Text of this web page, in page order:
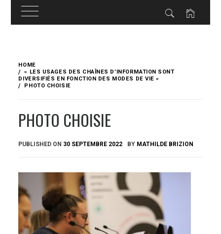
content
HOME
« LES USAGES DES CHAÎNES D’INFORMATION SONT
DIVERSIFIÉS EN FONCTION DES MODES DE VIE »
PHOTO CHOISIE
PHOTO CHOISIE
PUBLISHED ON 30 SEPTEMBRE 2022 BY MATHILDE BRIZION